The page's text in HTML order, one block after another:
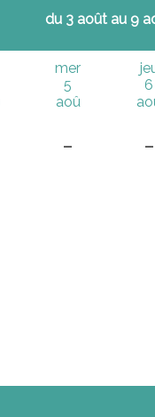
du 3 août au 9
mer
5
aoû
-
6
-